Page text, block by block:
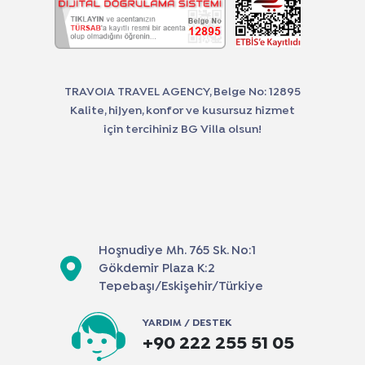
TRAVOIA TRAVEL AGENCY, Belge No: 12895
Kalite, hijyen, konfor ve kusursuz hizmet
için tercihiniz BG Villa olsun!
Hoşnudiye Mh. 765 Sk. No:1
Gökdemir Plaza K:2
Tepebaşı/Eskişehir/Türkiye
YARDIM / DESTEK
+90 222 255 51 05